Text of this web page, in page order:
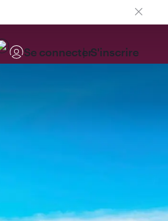
Se connecterS'inscrire